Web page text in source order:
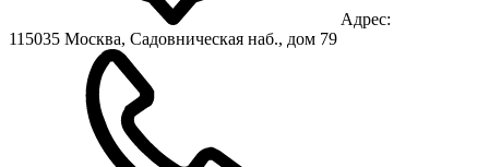
Адрес:
115035 Москва, Садовническая наб., дом 79